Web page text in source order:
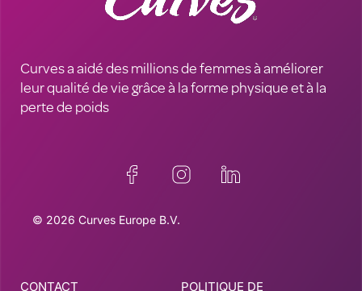
Curves a aidé des millions de femmes à améliorer
leur qualité de vie grâce à la forme physique et à la
perte de poids
© 2026 Curves Europe B.V.
CONTACT POLITIQUE DE